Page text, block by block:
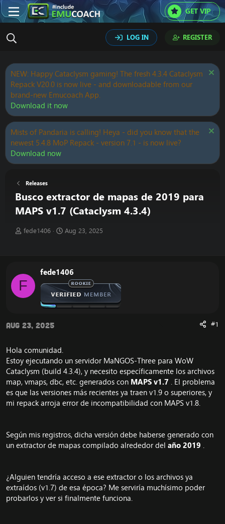
GET VIP
LOG IN REGISTER
NEW: Happy Cataclysm gaming! The fresh 4.3.4 Cataclysm
Repack V20.0 is now live - and downloadable from our
brand-new Emucoach App.
Download it now
Mists of Pandaria is calling! Heya - did you know that the
newest 5.4.8 MoP Repack - version 7.1 - is now live?
Download now
Releases
Busco extractor de mapas de 2019 para
MAPS v1.7 (Cataclysm 4.3.4)
T
d
s
t
e
fede1406
S
d
a
t
e
Aug 23, 2025
F
fede1406
Aug 23, 2025 #1
Hola comunidad.
Estoy ejecutando un servidor MaNGOS-Three para WoW
Cataclysm (build 4.3.4), y necesito específicamente los archivos
map, vmaps, dbc, etc. generados con MAPS v1.7 . El problema
es que las versiones más recientes ya traen v1.9 o superiores, y
mi repack arroja error de incompatibilidad con MAPS v1.8.
Según mis registros, dicha versión debe haberse generado con
un extractor de mapas compilado alrededor del año 2019 .
¿Alguien tendría acceso a ese extractor o los archivos ya
extraídos (v1.7) de esa época? Me serviría muchísimo poder
probarlos y ver si finalmente funciona.